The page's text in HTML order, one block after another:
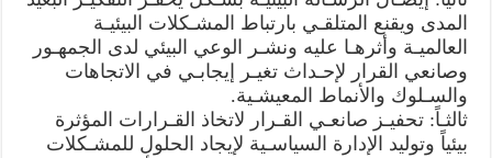
المدى ويقنع المتلقـي بارتباط المشـكلات البيئيـة
العالميـة وأثرهـا عليه ونشـر الوعي البيئي لدى الجمهـور
وصانعي القرار لإحـداث تغيـر إيجابـي في الاتجاهات
والسـلوك والأنماط المعيشـية.
ثالثـاً: تحفيـز صانعـي القـرار لاتخاذ القـرارات المؤثرة
بيئياً وتوليد الإدارة السياسـية لإيجاد الحلول للمشـكلات